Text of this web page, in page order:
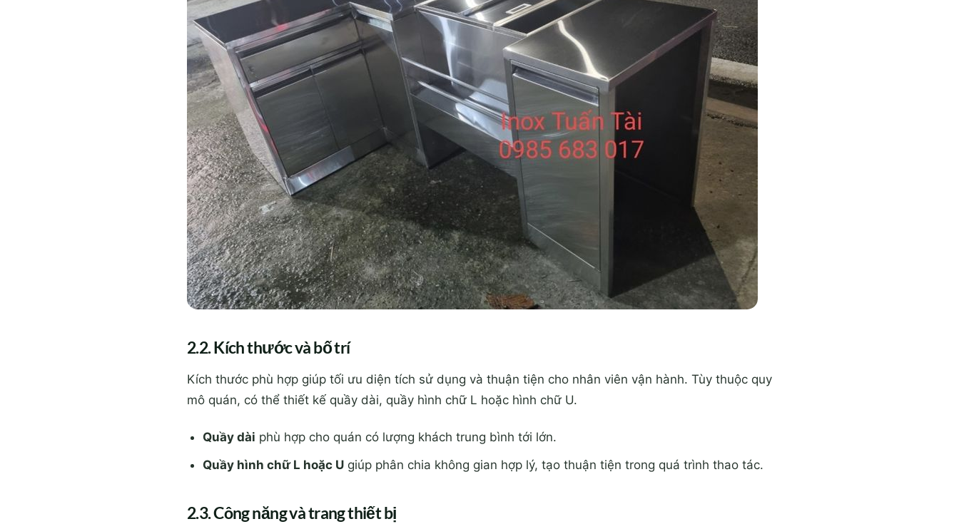
2.2. Kích thước và bố trí
Kích thước phù hợp giúp tối ưu diện tích sử dụng và thuận tiện cho nhân viên vận hành. Tùy thuộc quy
mô quán, có thể thiết kế quầy dài, quầy hình chữ L hoặc hình chữ U.
Quầy dài phù hợp cho quán có lượng khách trung bình tới lớn.
Quầy hình chữ L hoặc U giúp phân chia không gian hợp lý, tạo thuận tiện trong quá trình thao tác.
2.3. Công năng và trang thiết bị